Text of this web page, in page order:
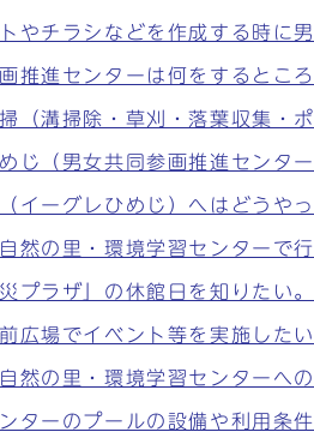
やチラシなどを作成する時に
推進センターは何をするとこ
（溝掃除・草刈・落葉収集・
じ（男女共同参画推進センタ
イーグレひめじ）へはどうや
然の里・環境学習センターで
災プラザ」の休館日を知りたい
広場でイベント等を実施した
然の里・環境学習センターへ
ターのプールの設備や利用条